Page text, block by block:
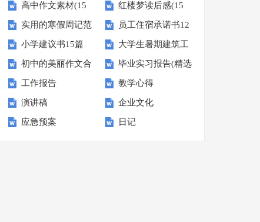
入场解说词范文
（精选5篇）
篇
高中作文素材(15
篇)
红楼梦读后感(15
篇)
实用的寒假周记范
文集合8篇
员工住宿承诺书12
篇
小学建议书15篇 大学生暑期建筑工
地实践报告4篇
初中的美丽作文合
集9篇
毕业实习报告(精选
15篇)
工作报告 教学心得
演讲稿 企业文化
应急预案 日记